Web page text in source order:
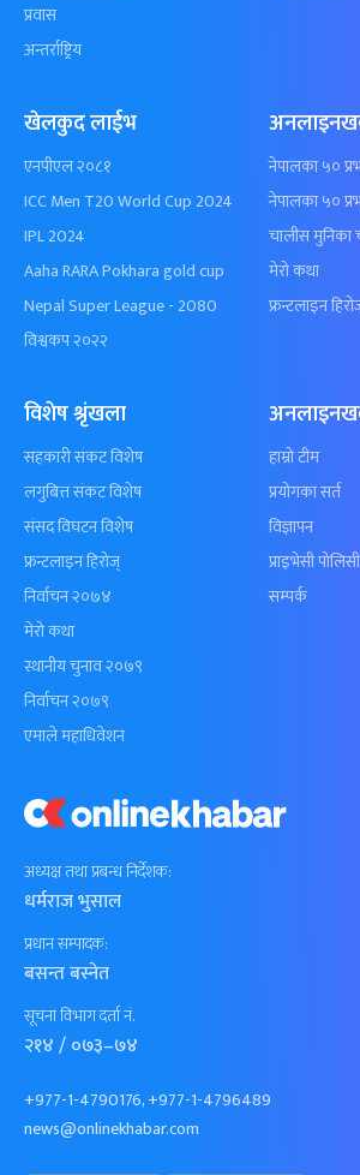
अध्यक्ष तथा प्रबन्ध निर्देशक:
धर्मराज भुसाल
प्रधान सम्पादक:
बसन्त बस्नेत
सूचना विभाग दर्ता नं.
२१४ / ०७३–७४
+977-1-4790176, +977-1-4796489
news@onlinekhabar.com
प्रवास
अन्तर्राष्ट्रिय
खेलकुद लाईभ
एनपीएल २०८१
ICC Men T20 World Cup 2024
IPL 2024
Aaha RARA Pokhara gold cup
Nepal Super League - 2080
विश्वकप २०२२
नेपालका ५०
नेपालका ५०
चालीस
मेरो कथा
फ्रन्टलाइन
विशेष श्रृंखला
सहकारी संकट विशेष
लगुबित्त संकट विशेष
संसद विघटन विशेष
फ्रन्टलाइन हिरोज्
निर्वाचन २०७४
मेरो कथा
स्थानीय चुनाव २०७९
निर्वाचन २०७९
एमाले महाधिवेशन
हाम्रो टीम
प्रयोगका सर्त
विज्ञापन
प्राइभेसी पोलिसी
सम्पर्क